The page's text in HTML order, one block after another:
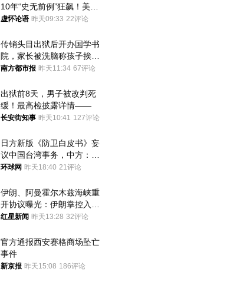
10年“史无前例”狂飙！美军
真慌了
虚怀论语 昨天09:33 22评论
传销头目出狱后开办国学书
院，家长被洗脑称孩子挨打
才有效果
南方都市报 昨天11:34 67评论
出狱前8天，男子被改判死
缓！最高检披露详情——
长安街知事 昨天10:41 127评论
日方新版《防卫白皮书》妄
议中国台湾事务，中方：强
烈不满、坚决反对，已向日
环球网 昨天18:40 21评论
伊朗、阿曼霍尔木兹海峡重
开协议曝光：伊朗掌控入湾
航道，与阿曼平分“服务费”
红星新闻 昨天13:28 32评论
官方通报西安赛格商场坠亡
事件
新京报 昨天15:08 186评论